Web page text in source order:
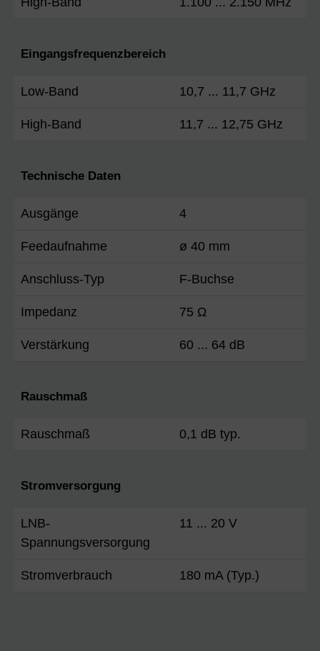
Eingangsfrequenzbereich
Low-Band 10,7 ... 11,7 GHz
High-Band 11,7 ... 12,75 GHz
Technische Daten
Ausgänge 4
Feedaufnahme ø 40 mm
Anschluss-Typ F-Buchse
Impedanz 75 Ω
Verstärkung 60 ... 64 dB
Rauschmaß
Rauschmaß 0,1 dB typ.
Stromversorgung
LNB-
Spannungsversorgung
11 ... 20 V
Stromverbrauch 180 mA (Typ.)